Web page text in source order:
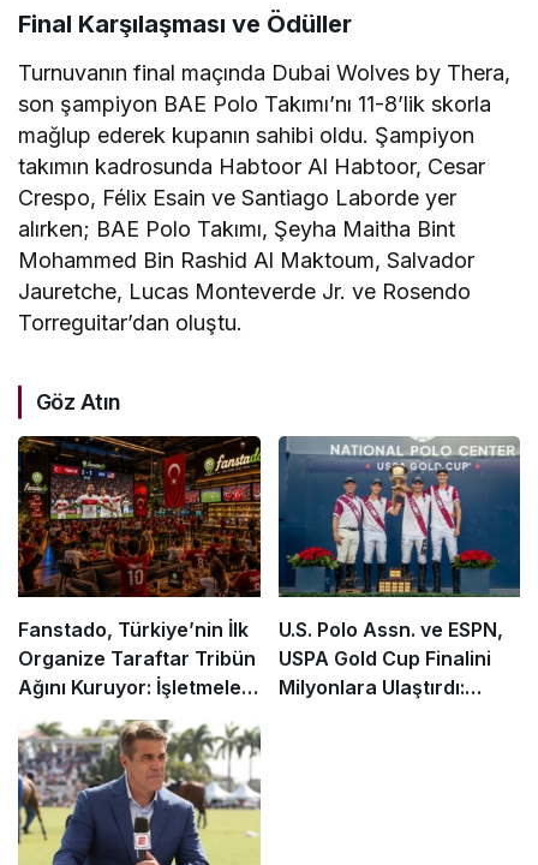
Final Karşılaşması ve Ödüller
Turnuvanın final maçında Dubai Wolves by Thera,
son şampiyon BAE Polo Takımı’nı 11-8’lik skorla
mağlup ederek kupanın sahibi oldu. Şampiyon
takımın kadrosunda Habtoor Al Habtoor, Cesar
Crespo, Félix Esain ve Santiago Laborde yer
alırken; BAE Polo Takımı, Şeyha Maitha Bint
Mohammed Bin Rashid Al Maktoum, Salvador
Jauretche, Lucas Monteverde Jr. ve Rosendo
Torreguitar’dan oluştu.
Göz Atın
Fanstado, Türkiye’nin İlk
Organize Taraftar Tribün
Ağını Kuruyor: İşletmeler
İçin Başvurular Açıldı
U.S. Polo Assn. ve ESPN,
USPA Gold Cup Finalini
Milyonlara Ulaştırdı: